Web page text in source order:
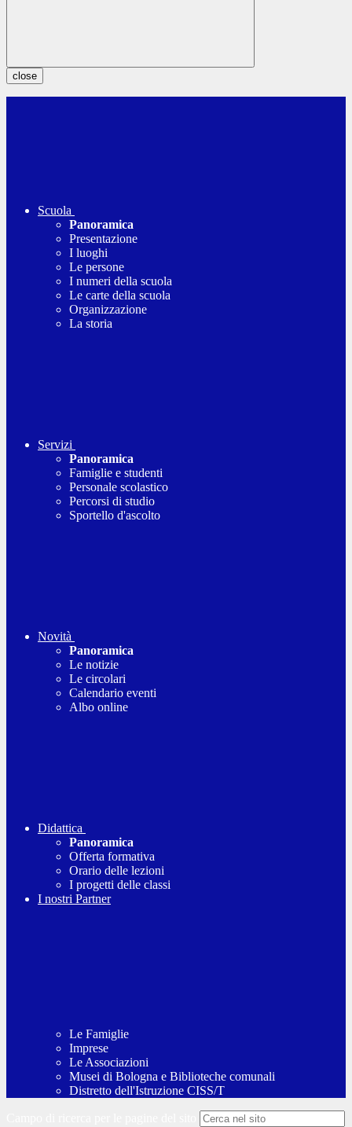
close
Scuola
Panoramica
Presentazione
I luoghi
Le persone
I numeri della scuola
Le carte della scuola
Organizzazione
La storia
Servizi
Panoramica
Famiglie e studenti
Personale scolastico
Percorsi di studio
Sportello d'ascolto
Novità
Panoramica
Le notizie
Le circolari
Calendario eventi
Albo online
Didattica
Panoramica
Offerta formativa
Orario delle lezioni
I progetti delle classi
I nostri Partner
Le Famiglie
Imprese
Le Associazioni
Musei di Bologna e Biblioteche comunali
Distretto dell'Istruzione CISS/T